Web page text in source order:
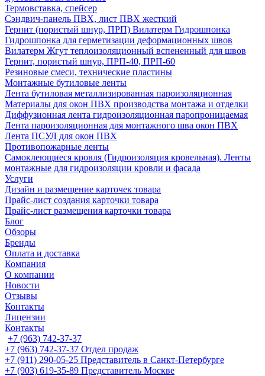
Термовставка, спейсер
Сэндвич-панель ПВХ, лист ПВХ жесткий
Гернит (пористый шнур, ПРП) Вилатерм Гидрошпонка
Гидрошпонка для герметизации деформационных швов
Вилатерм Жгут теплоизоляционный вспененный для швов
Гернит, пористый шнур, ПРП-40, ПРП-60
Резиновые смеси, технические пластины
Монтажные бутиловые ленты
Лента бутиловая металлизированная пароизоляционная
Материалы для окон ПВХ производства монтажа и отделки
Диффузионная лента гидроизоляционная паропроницаемая
Лента пароизоляционная для монтажного шва окон ПВХ
Лента ПСУЛ для окон ПВХ
Противопожарные ленты
Самоклеющиеся кровля (Гидроизоляция кровельная). Ленты
монтажные для гидроизоляции кровли и фасада
Услуги
Дизайн и размещение карточек товара
Прайс-лист создания карточки товара
Прайс-лист размещения карточки товара
Блог
Обзоры
Бренды
Оплата и доставка
Компания
О компании
Новости
Отзывы
Контакты
Лицензии
Контакты
+7 (963) 742-37-37
+7 (963) 742-37-37 Отдел продаж
+7 (911) 290-05-25 Представитель в Санкт-Петербурге
+7 (903) 619-35-89 Представитель Москве